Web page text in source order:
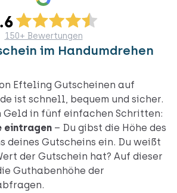
150+ Bewertungen
im Handumdrehen
Efteling Gutscheinen auf
ist schnell, bequem und sicher.
Geld in fünf einfachen Schritten:
eintragen – Du gibst die Höhe des
deines Gutscheins ein. Du weißt
der Gutschein hat? Auf dieser
Guthabenhöhe der